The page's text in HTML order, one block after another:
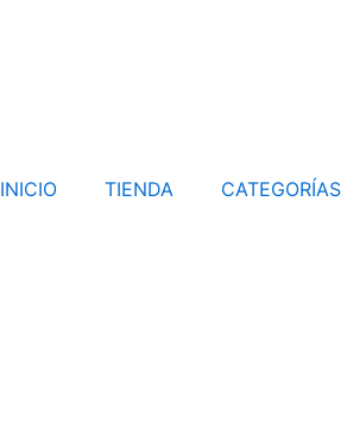
INICIO
TIENDA CATEGORÍAS